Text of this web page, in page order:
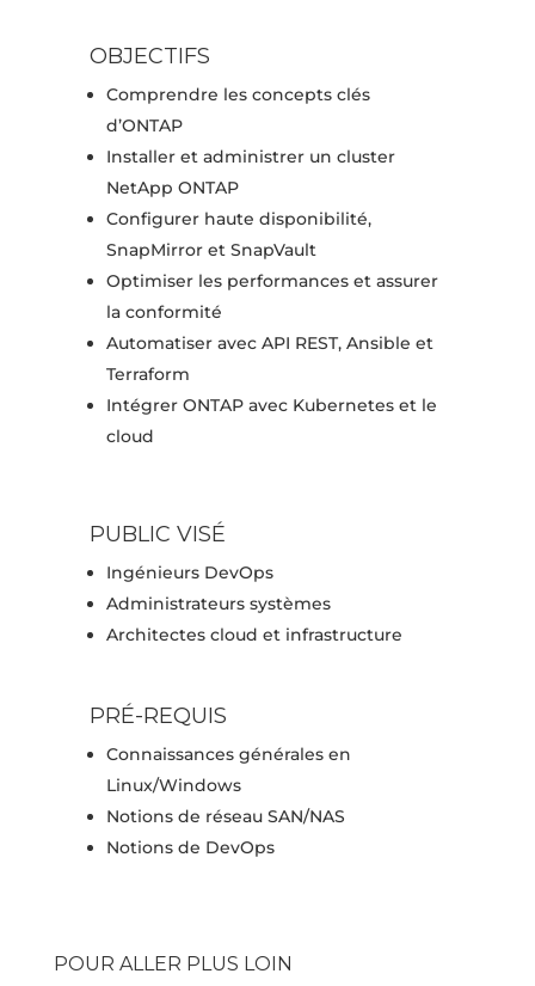
OBJECTIFS
Comprendre les concepts clés
d’ONTAP
Installer et administrer un cluster
NetApp ONTAP
Configurer haute disponibilité,
SnapMirror et SnapVault
Optimiser les performances et assurer
la conformité
Automatiser avec API REST, Ansible et
Terraform
Intégrer ONTAP avec Kubernetes et le
cloud
PUBLIC VISÉ
Ingénieurs DevOps
Administrateurs systèmes
Architectes cloud et infrastructure
PRÉ-REQUIS
Connaissances générales en
Linux/Windows
Notions de réseau SAN/NAS
Notions de DevOps
POUR ALLER PLUS LOIN